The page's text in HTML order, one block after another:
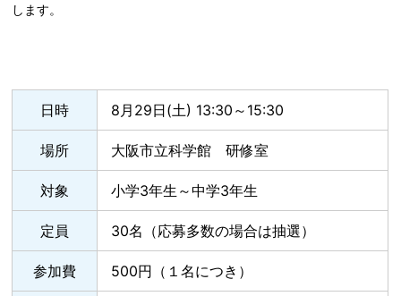
します。
日時 8月29日(土) 13:30～15:30
場所 大阪市立科学館 研修室
対象 小学3年生～中学3年生
定員 30名（応募多数の場合は抽選）
参加費 500円（１名につき）